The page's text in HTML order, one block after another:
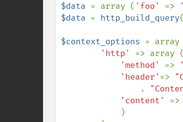
$data = array ( 'foo' =>
$data = http_build_query(
$context_options = array
'http' => array (
'method' =>
'header' =>
.
'content' =>
)